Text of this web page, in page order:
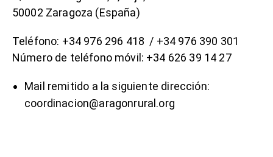
50002 Zaragoza (España)
Teléfono: +34 976 296 418 / +34 976 390 301
Número de teléfono móvil: +34 626 39 14 27
Mail remitido a la siguiente dirección:
coordinacion@aragonrural.org